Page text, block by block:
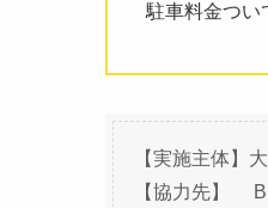
駐車料金つい
【実施主体】
【協力先】